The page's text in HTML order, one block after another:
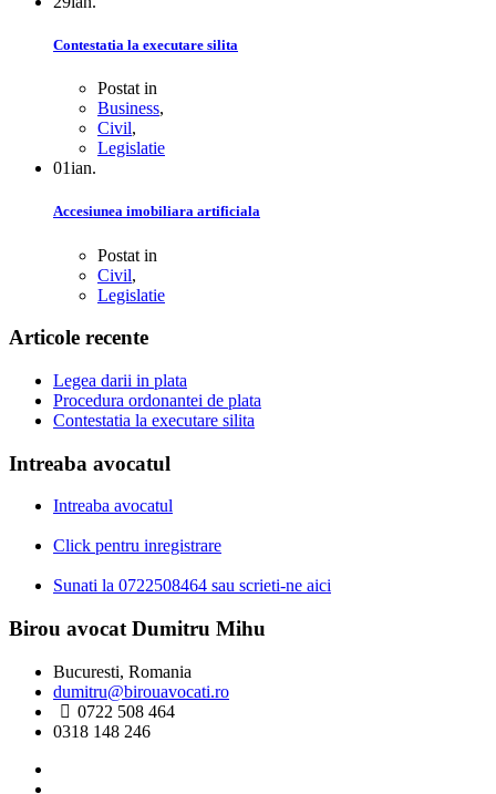
Contestatia la executare silita
Postat in
Business,
Civil,
Legislatie
01ian.
Accesiunea imobiliara artificiala
Postat in
Civil,
Legislatie
Articole recente
Legea darii in plata
Procedura ordonantei de plata
Contestatia la executare silita
Intreaba avocatul
Intreaba avocatul
Click pentru inregistrare
Sunati la 0722508464 sau scrieti-ne aici
Birou avocat Dumitru Mihu
Bucuresti, Romania
dumitru@birouavocati.ro
0722 508 464
0318 148 246